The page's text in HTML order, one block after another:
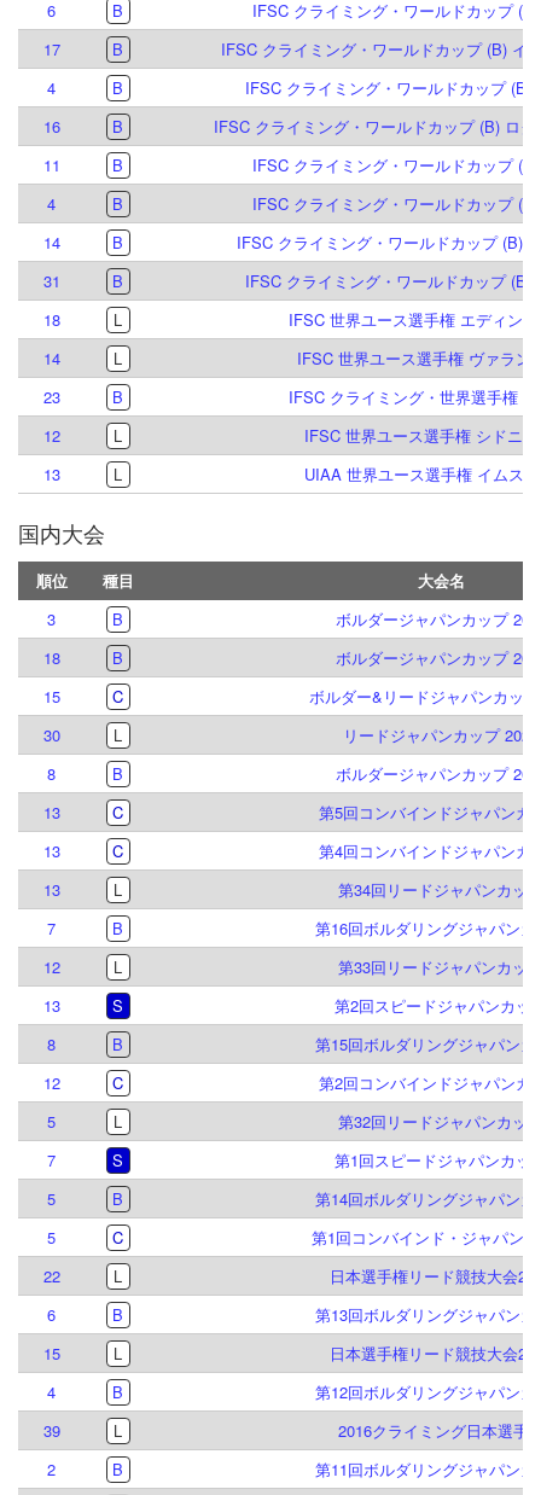
6 B
IFSC クライミング・ワールドカップ
17
B
IFSC クライミング・ワールドカップ (B) イ
4
B
IFSC クライミング・ワールドカップ (B)
16
B
IFSC クライミング・ワールドカップ (B) ロ
11
B
IFSC クライミング・ワールドカップ
4
B
IFSC クライミング・ワールドカップ
14
B
IFSC クライミング・ワールドカップ (B)
31
B
IFSC クライミング・ワールドカップ
18
L
IFSC 世界ユース選手権 エディン
14
L
IFSC 世界ユース選手権 ヴァラン
23
B
IFSC クライミング・世界選手権
12
L
IFSC 世界ユース選手権 シドニ
13
L UIAA 世界ユース選手権 イムス
国内大会
順位 種目
大会名
3
B
ボルダージャパンカップ
18
B
ボルダージャパンカップ
15
C
ボルダー&リードジャパンカッ
30
L
リードジャパンカップ 2023
8
B
ボルダージャパンカップ
13
C
第5回コンバインドジャパンカ
13
C
第4回コンバインドジャパンカ
13
L
第34回リードジャパンカッ
7
B
第16回ボルダリングジャパンカ
12
L
第33回リードジャパンカッ
13
S
第2回スピードジャパンカッ
8
B
第15回ボルダリングジャパンカ
12
C
第2回コンバインドジャパンカ
5
L
第32回リードジャパンカッ
7
S
第1回スピードジャパンカッ
5
B
第14回ボルダリングジャパンカ
5
C
第1回コンバインド・ジャパン
22
L
日本選手権リード競技大会
6
B
第13回ボルダリングジャパンカ
15
L
日本選手権リード競技大会
4
B
第12回ボルダリングジャパンカ
39
L
2016クライミング日本選手
2
B
第11回ボルダリングジャパンカ